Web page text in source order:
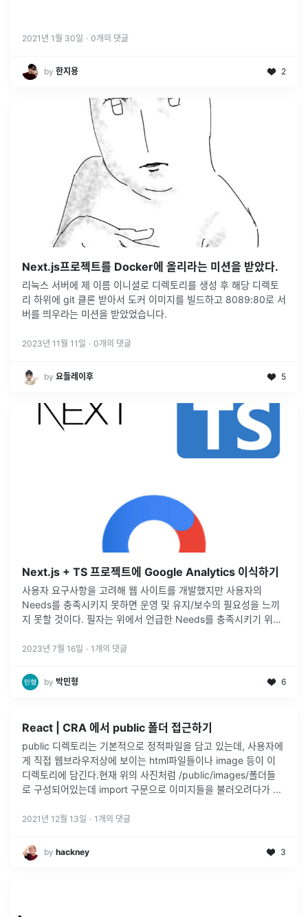
2021년 1월 30일 · 0개의 댓글
by 한지용 2
Next.js프로젝트를 Docker에 올리라는 미션을 받았다.
리눅스 서버에 제 이름 이니셜로 디렉토리를 생성 후 해당 디렉토
리 하위에 git 클론 받아서 도커 이미지를 빌드하고 8089:80로 서
버를 띄우라는 미션을 받았었습니다.
2023년 11월 11일 · 0개의 댓글
by 요들레이후 5
Next.js + TS 프로젝트에 Google Analytics 이식하기
사용자 요구사항을 고려해 웹 사이트를 개발했지만 사용자의
Needs를 충족시키지 못하면 운영 및 유지/보수의 필요성을 느끼
지 못할 것이다. 필자는 위에서 언급한 Needs를 충족시키기 위해
가 필요하다고...
2023년 7월 16일 · 1 개의 댓글
by 박민형 6
React | CRA 에서 public 폴더 접근하기
public 디렉토리는 기본적으로 정적파일을 담고 있는데, 사용자에
게 직접 웹브라우저상에 보이는 html파일들이나 image 등이 이
디렉토리에 담긴다.현재 위의 사진처럼 /public/images/폴더들
로 구성되어있는데 import 구문으로 이미지들을 불러오려다가 ...
2021년 12월 13일 · 1 개의 댓글
by hackney 3